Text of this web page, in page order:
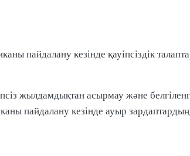
пайдалану кезінде қауіпсіздік
жылдамдықтан асырмау және
пайдалану кезінде ауыр зардаптардың